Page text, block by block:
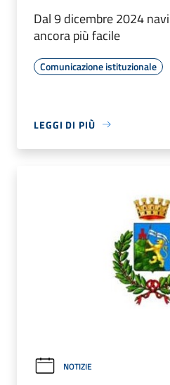
Dal 9 dicembre 2024
ancora più facile
Comunicazione istituzionale
LEGGI DI PIÙ
NOTIZIE